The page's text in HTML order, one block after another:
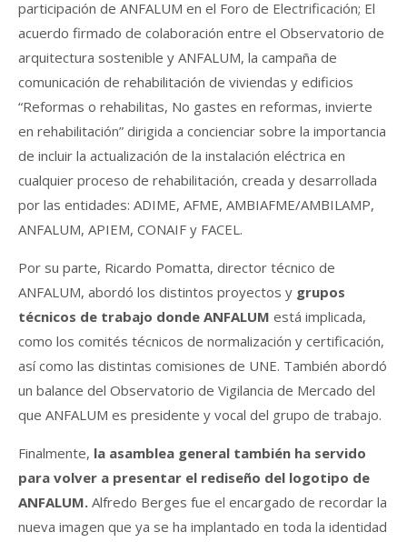
participación de ANFALUM en el Foro de Electrificación; El
acuerdo firmado de colaboración entre el Observatorio de
arquitectura sostenible y ANFALUM, la campaña de
comunicación de rehabilitación de viviendas y edificios
“Reformas o rehabilitas, No gastes en reformas, invierte
en rehabilitación” dirigida a concienciar sobre la importancia
de incluir la actualización de la instalación eléctrica en
cualquier proceso de rehabilitación, creada y desarrollada
por las entidades: ADIME, AFME, AMBIAFME/AMBILAMP,
ANFALUM, APIEM, CONAIF y FACEL.
Por su parte, Ricardo Pomatta, director técnico de
ANFALUM, abordó los distintos proyectos y grupos
técnicos de trabajo donde ANFALUM está implicada,
como los comités técnicos de normalización y certificación,
así como las distintas comisiones de UNE. También abordó
un balance del Observatorio de Vigilancia de Mercado del
que ANFALUM es presidente y vocal del grupo de trabajo.
Finalmente, la asamblea general también ha servido
para volver a presentar el rediseño del logotipo de
ANFALUM. Alfredo Berges fue el encargado de recordar la
nueva imagen que ya se ha implantado en toda la identidad